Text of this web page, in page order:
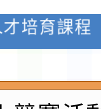
培育課程
學年度
及新住民
育專業人